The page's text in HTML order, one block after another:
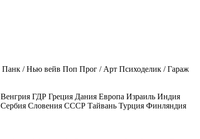
Панк / Нью вейв Поп Прог / Арт Психоделик / Гараж
Венгрия ГДР Греция Дания Европа Израиль Индия
Сербия Словения СССР Тайвань Турция Финляндия